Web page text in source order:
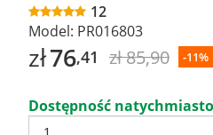
12
Model: PR016803
zł76,41 zł 85,90 -11%
Dostępność